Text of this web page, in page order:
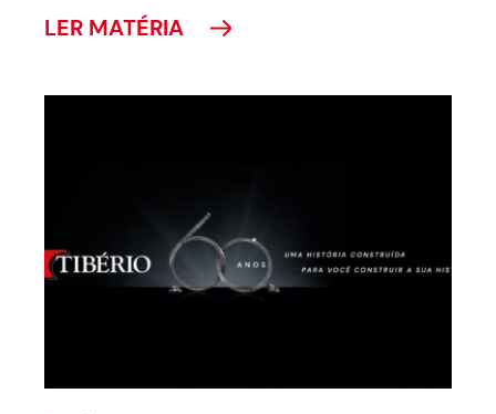
LER MATÉRIA